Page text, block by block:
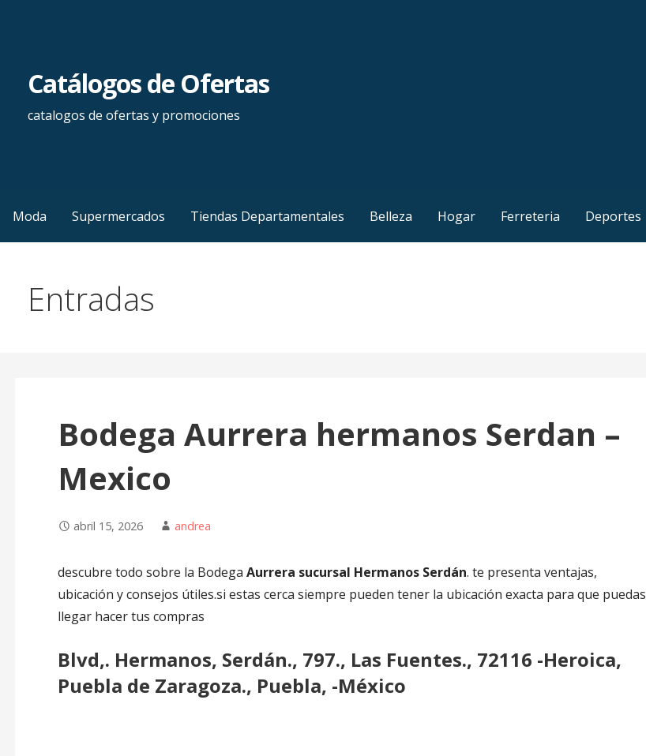
Catálogos de Ofertas
catalogos de ofertas y promociones
Moda Supermercados Tiendas Departamentales Belleza Hogar Ferreteria Deportes
Entradas
Bodega Aurrera hermanos Serdan –
Mexico
abril 15, 2026 andrea
descubre todo sobre la Bodega Aurrera sucursal Hermanos Serdán. te presenta ventajas,
ubicación y consejos útiles.si estas cerca siempre pueden tener la ubicación exacta para que puedas
llegar hacer tus compras
Blvd,. Hermanos, Serdán., 797., Las Fuentes., 72116 -Heroica,
Puebla de Zaragoza., Puebla, -México